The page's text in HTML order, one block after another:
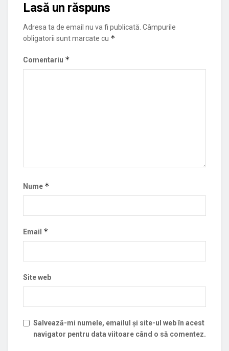
Lasă un răspuns
Adresa ta de email nu va fi publicată. Câmpurile
obligatorii sunt marcate cu *
Comentariu *
Nume *
Email *
Site web
Salvează-mi numele, emailul și site-ul web în acest
navigator pentru data viitoare când o să comentez.